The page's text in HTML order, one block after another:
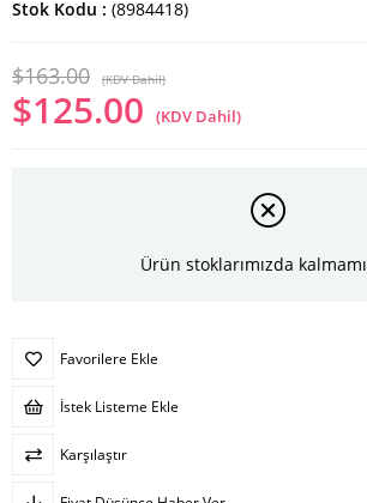
Stok Kodu (8984418)
$163.00 (KDV Dahil)
$125.00 (KDV Dahil)
Ürün stoklarımızda
Favorilere Ekle
İstek Listeme Ekle
Karşılaştır